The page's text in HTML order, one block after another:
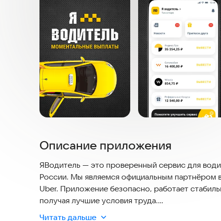
Описание приложения
ЯВодитель — это проверенный сервис для
России. Мы являемся официальным партнёром
Uber. Приложение безопасно, работает
получая лучшие условия труда.
Читать дальше